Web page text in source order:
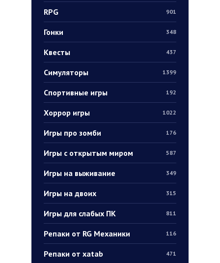
RPG 901
Гонки 348
Квесты 437
Симуляторы 1399
Спортивные игры 192
Хоррор игры 1022
Игры про зомби 176
Игры с открытым миром 587
Игры на выживание 349
Игры на двоих 315
Игры для слабых ПК 811
Репаки от RG Механики 116
Репаки от xatab 471